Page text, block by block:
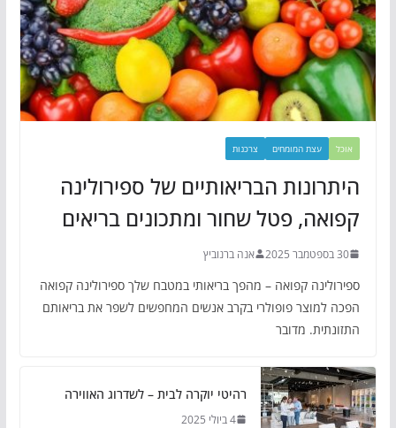
אוכל עצת המומחים צרכנות
היתרונות הבריאותיים של ספירולינה
קפואה, פטל שחור ומתכונים בריאים
30 בספטמבר 2025 אנה ברנוביץ
ספירולינה קפואה – מהפך בריאותי במטבח שלך ספירולינה קפואה
הפכה למוצר פופולרי בקרב אנשים המחפשים לשפר את בריאותם
התזונתית. מדובר
רהיטי יוקרה לבית – לשדרוג האווירה
4 ביולי 2025